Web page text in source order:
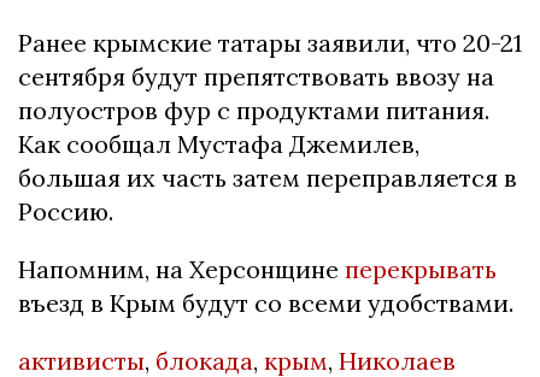
Ранее крымские татары заявили, что 20-21
сентября будут препятствовать ввозу на
полуостров фур с продуктами питания.
Как сообщал Мустафа Джемилев,
большая их часть затем переправляется в
Россию.
Напомним, на Херсонщине перекрывать
въезд в Крым будут со всеми удобствами.
активисты, блокада, крым, Николаев